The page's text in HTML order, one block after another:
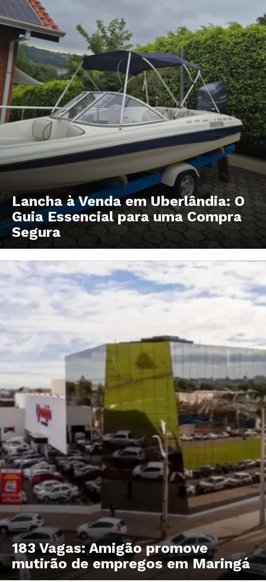
Lancha à Venda em Uberlândia: O
Guia Essencial para uma Compra
Segura
183 Vagas: Amigão promove
mutirão de empregos em Maringá